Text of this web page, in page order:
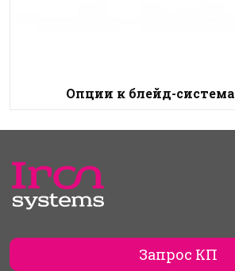
Опции к блейд-
Запрос КП